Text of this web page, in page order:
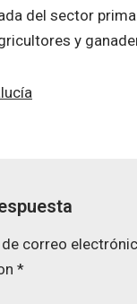
del sector
y
correo
*